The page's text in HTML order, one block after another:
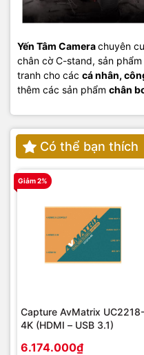
Yến Tâm Camerachuyên
chân cờ C-stand, sản
tranh cho các cá nhân,
thêm các sản phẩm chân
Có thể bạn thích
Giảm 2%
Capture AvMatrix UC2218-
4K (HDMI – USB 3.1)
6.174.000₫